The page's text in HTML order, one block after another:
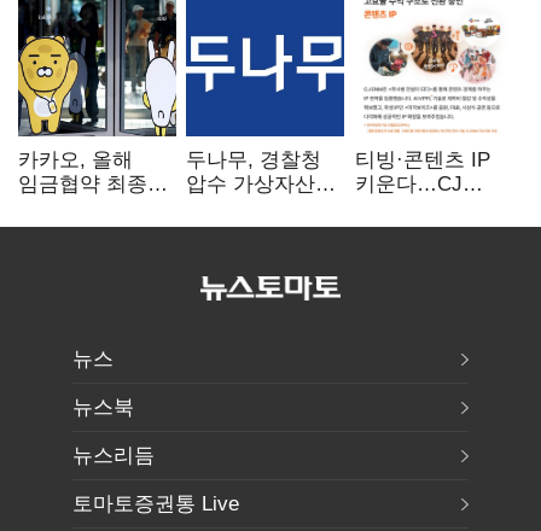
카카오, 올해
임금협약 최종
인상·격려금
두나무, 경찰청
압수 가상자산
커스터디 사업
티빙·콘텐츠 IP
키운다…CJ
글로벌 확장 가속
뉴스
뉴스북
뉴스리듬
토마토증권통 Live